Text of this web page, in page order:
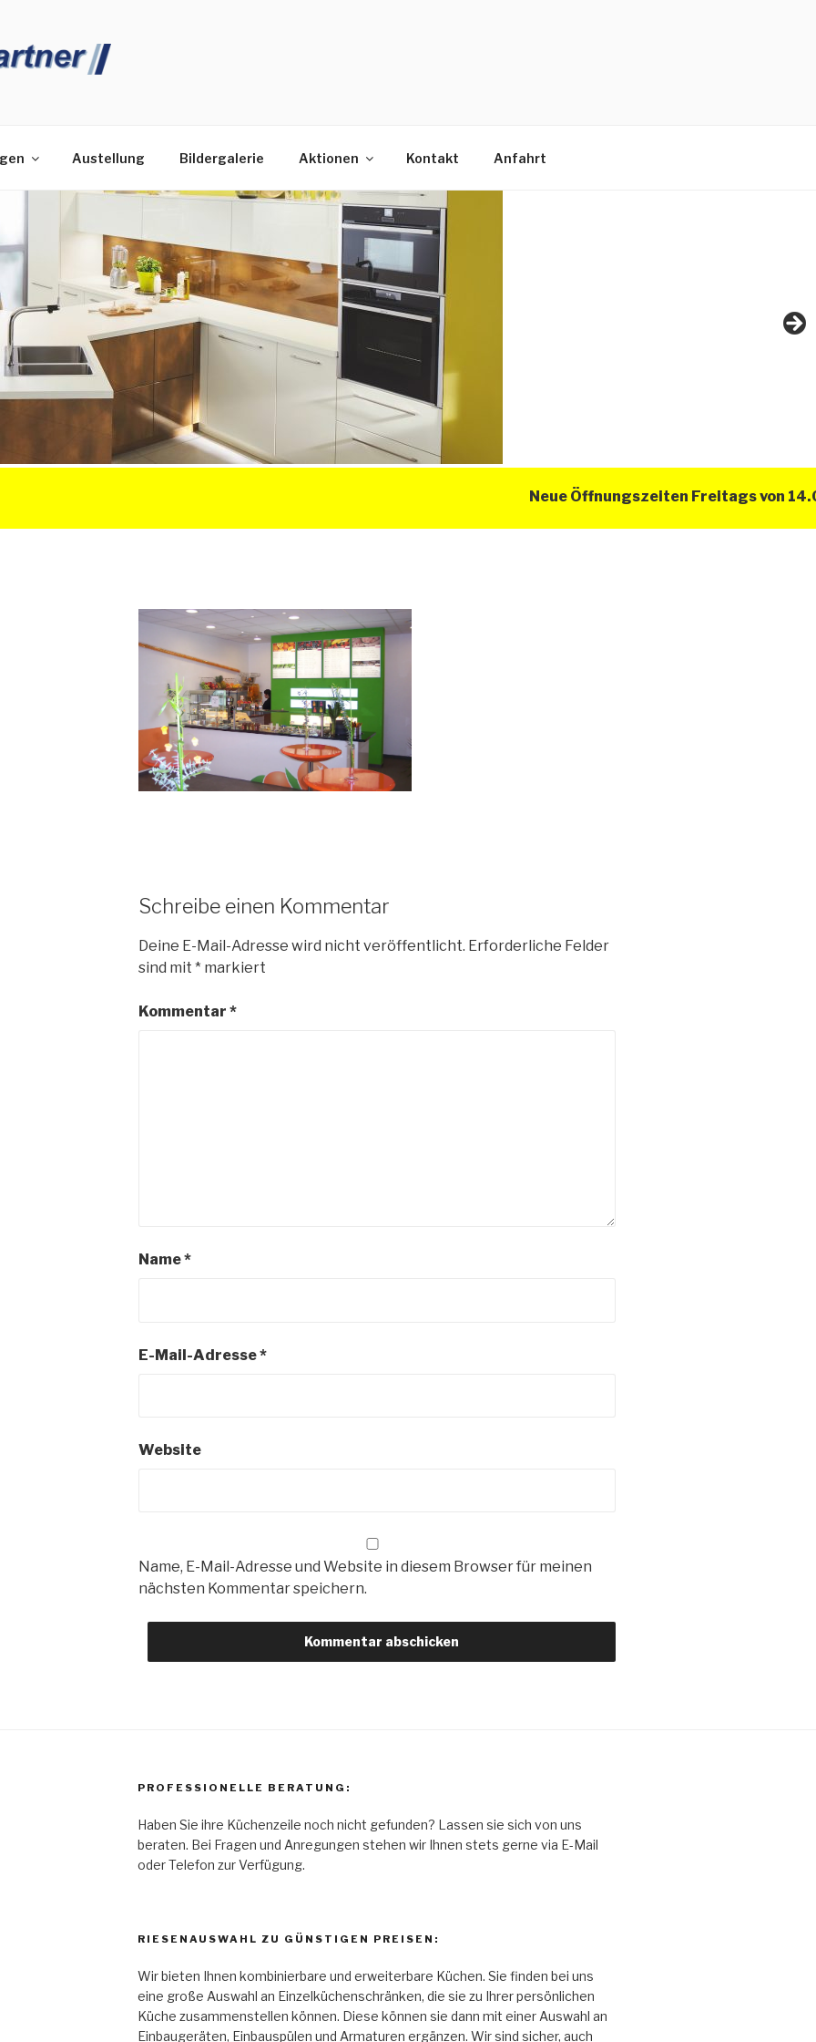
Austellung Bildergalerie Aktionen Kontakt Anfahrt
Neue Öffnungszeiten Freitags von 14.00
Schreibe einen Kommentar
Deine E-Mail-Adresse wird nicht veröffentlicht. Erforderliche Felder
sind mit * markiert
Kommentar *
Name*
E-Mail-Adresse*
Website
Name, E-Mail-Adresse und Website in diesem Browser für meinen
nächsten Kommentar speichern.
PROFESSIONELLE BERATUNG:
Haben Sie ihre Küchenzeile noch nicht gefunden? Lassen sie sich von uns
beraten. Bei Fragen und Anregungen stehen wir Ihnen stets gerne via E-Mail
oder Telefon zur Verfügung.
RIESENAUSWAHL ZU GÜNSTIGEN PREISEN:
Wir bieten Ihnen kombinierbare und erweiterbare Küchen. Sie finden bei uns
eine große Auswahl an Einzelküchenschränken, die sie zu Ihrer persönlichen
Küche zusammenstellen können. Diese können sie dann mit einer Auswahl an
Einbaugeräten, Einbauspülen und Armaturen ergänzen. Wir sind sicher, auch